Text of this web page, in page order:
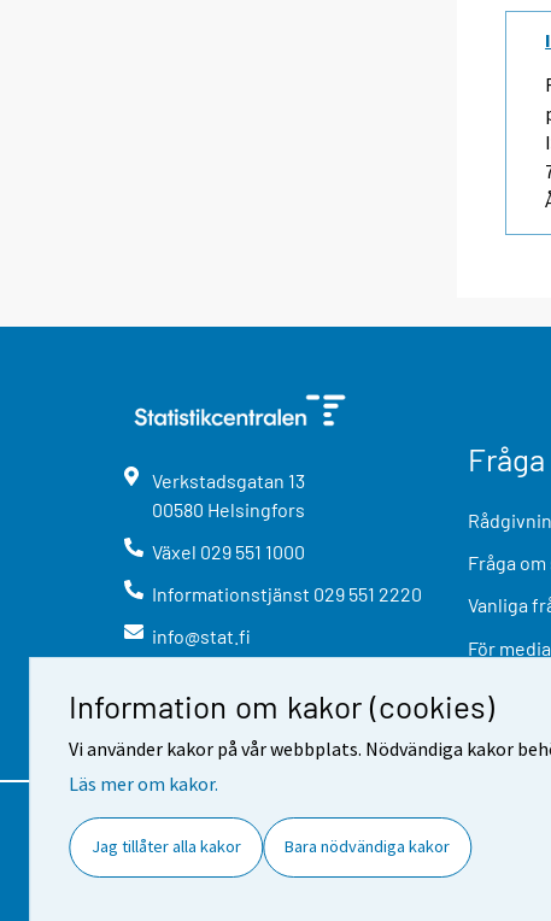
Information om kakor (cookies)
Vi använder kakor på vår webbplats. Nödvändiga kakor
Läs mer om kakor.
Jag tillåter alla kakor Bara nödvändiga kakor
Verkstadsgatan 13
00580 Helsingfors
Växel 029 551 1000
Informationstjänst 029 551 2220
info@stat.fi
Fråga
Vanliga
För media
Kontaktinformation Respons